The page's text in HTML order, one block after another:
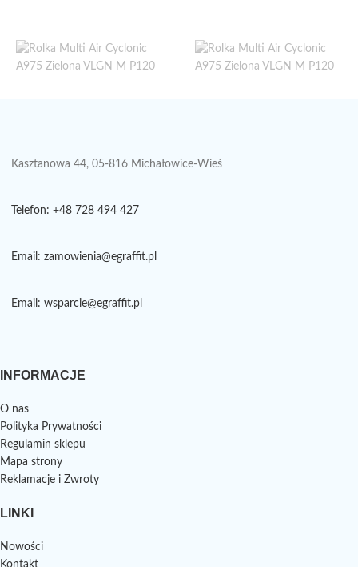
Kasztanowa 44, 05-816 Michałowice-Wieś
Telefon: +48 728 494 427
Email: zamowienia@egraffit.pl
Email: wsparcie@egraffit.pl
INFORMACJE
O nas
Polityka Prywatności
Regulamin sklepu
Mapa strony
Reklamacje i Zwroty
LINKI
Nowości
Kontakt